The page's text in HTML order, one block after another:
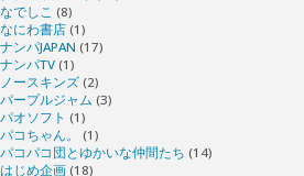
なでしこ (8)
なにわ書店 (1)
ナンパJAPAN (17)
ナンパTV (1)
ノースキンズ (2)
パープルジャム (3)
パオソフト (1)
パコちゃん。
(1)
パコパコ団とゆかいな仲間たち (14)
はじめ企画 (18)